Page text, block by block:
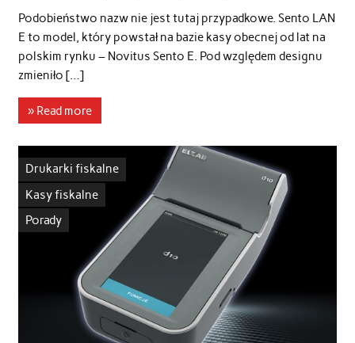
Podobieństwo nazw nie jest tutaj przypadkowe. Sento LAN
E to model, który powstał na bazie kasy obecnej od lat na
polskim rynku – Novitus Sento E. Pod względem designu
zmieniło […]
» Read more
Drukarki fiskalne
Kasy fiskalne
Porady